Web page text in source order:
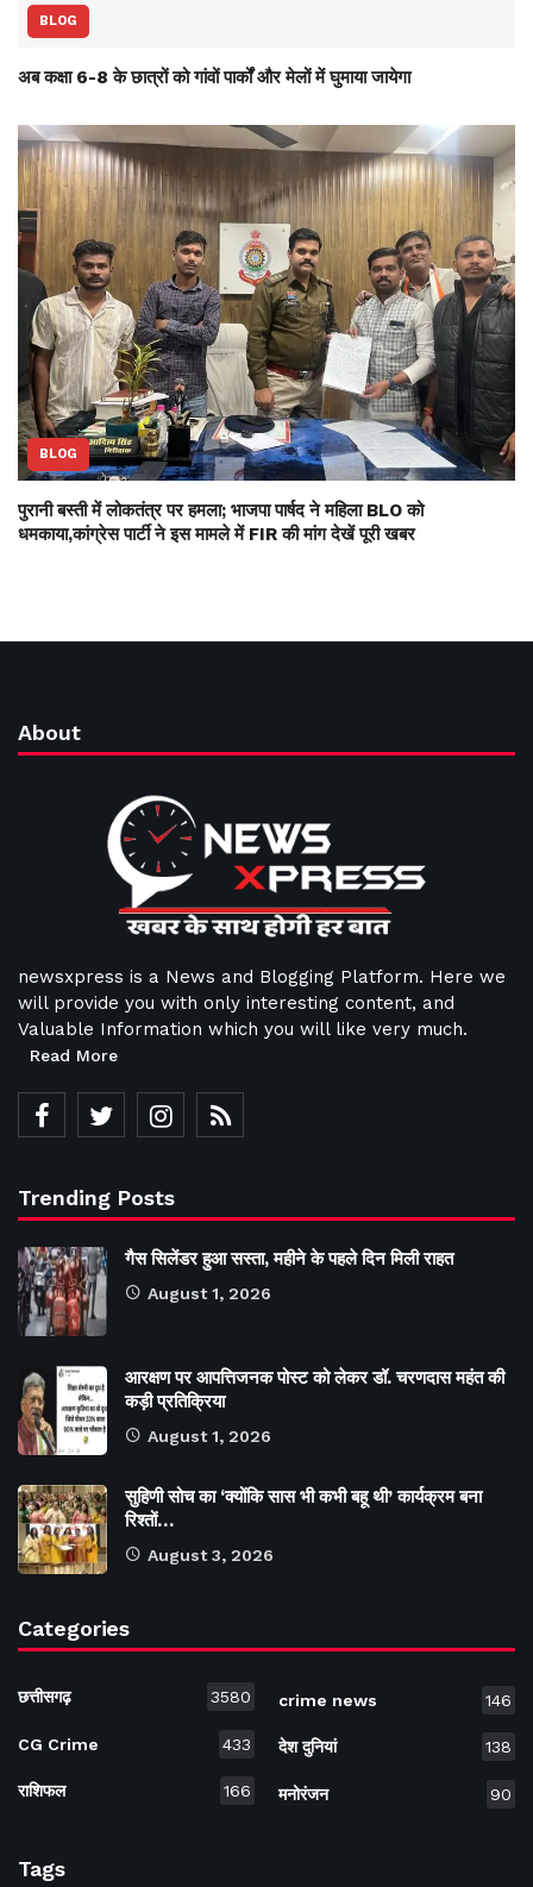
BLOG
अब कक्षा 6-8 के छात्रों को गांवों पार्कों और मेलों में घुमाया जायेगा
BLOG
पुरानी बस्ती में लोकतंत्र पर हमला; भाजपा पार्षद ने महिला BLO को
धमकाया,कांग्रेस पार्टी ने इस मामले में FIR की मांग देखें पूरी खबर
About
newsxpress is a News and Blogging Platform. Here we
will provide you with only interesting content, and
Valuable Information which you will like very much.
Read More
Trending Posts
गैस सिलेंडर हुआ सस्ता, महीने के पहले दिन मिली राहत
August 1, 2026
आरक्षण पर आपत्तिजनक पोस्ट को लेकर डॉ. चरणदास महंत की
कड़ी प्रतिक्रिया
August 1, 2026
सुहिणी सोच का ‘क्योंकि सास भी कभी बहू थी’ कार्यक्रम बना
रिश्तों…
August 3, 2026
Categories
छत्तीसगढ़ 3580
CG Crime 433
राशिफल 166
crime news 146
देश दुनियां 138
मनोरंजन 90
Tags